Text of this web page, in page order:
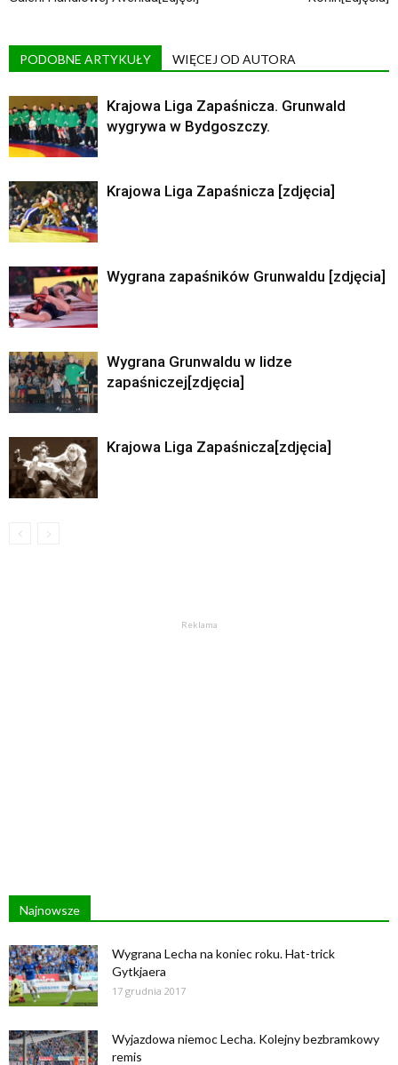
PODOBNE ARTYKUŁY WIĘCEJ OD AUTORA
Krajowa Liga Zapaśnicza. Grunwald
wygrywa w Bydgoszczy.
Krajowa Liga Zapaśnicza [zdjęcia]
Wygrana zapaśników Grunwaldu [zdjęcia]
Wygrana Grunwaldu w lidze
zapaśniczej[zdjęcia]
Krajowa Liga Zapaśnicza[zdjęcia]
Reklama
Najnowsze
Wygrana Lecha na koniec roku. Hat-trick
Gytkjaera
17 grudnia 2017
Wyjazdowa niemoc Lecha. Kolejny bezbramkowy
remis